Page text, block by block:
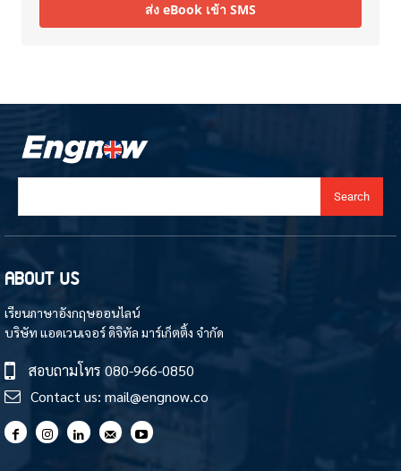
ส่ง eBook เข้า SMS
Search
ABOUT US
เรียนภาษาอังกฤษออนไลน์
บริษัท แอดเวนเจอร์ ดิจิทัล มาร์เก็ตติ้ง จำกัด
สอบถามโทร 080-966-0850
Contact us: mail@engnow.co